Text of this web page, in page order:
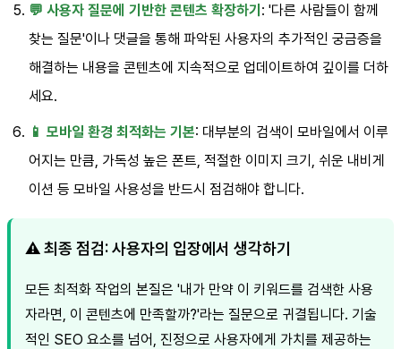
💬 사용자 질문에 기반한 콘텐츠 확장하기 : '다른 사람들이 함께
찾는 질문'이나 댓글을 통해 파악된 사용자의 추가적인 궁금증을
해결하는 내용을 콘텐츠에 지속적으로 업데이트하여 깊이를 더하
세요.
📱 모바일 환경 최적화는 기본: 대부분의 검색이 모바일에서 이루
어지는 만큼, 가독성 높은 폰트, 적절한 이미지 크기, 쉬운 내비게
이션 등 모바일 사용성을 반드시 점검해야 합니다.
⚠️ 최종 점검: 사용자의 입장에서 생각하기
모든 최적화 작업의 본질은 '내가 만약 이 키워드를 검색한 사용
자라면, 이 콘텐츠에 만족할까?'라는 질문으로 귀결됩니다. 기술
적인 SEO 요소를 넘어, 진정으로 사용자에게 가치를 제공하는